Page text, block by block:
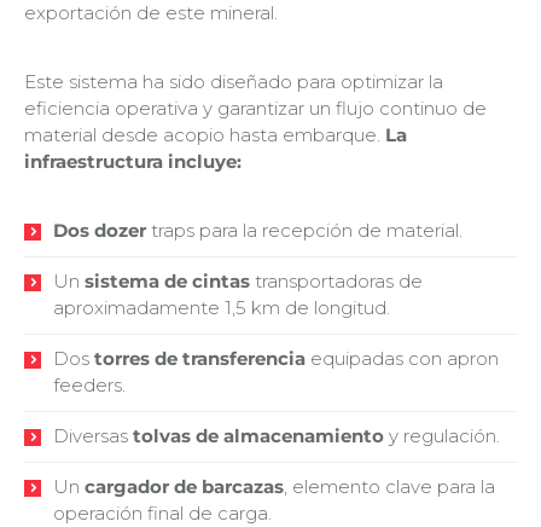
exportación de este mineral.
Este sistema ha sido diseñado para optimizar la
eficiencia operativa y garantizar un flujo continuo de
material desde acopio hasta embarque. La
infraestructura incluye:
Dos dozer traps para la recepción de material.
Un sistema de cintas transportadoras de
aproximadamente 1,5 km de longitud.
Dos torres de transferencia equipadas con apron
feeders.
Diversas tolvas de almacenamiento y regulación.
Un cargador de barcazas, elemento clave para la
operación final de carga.